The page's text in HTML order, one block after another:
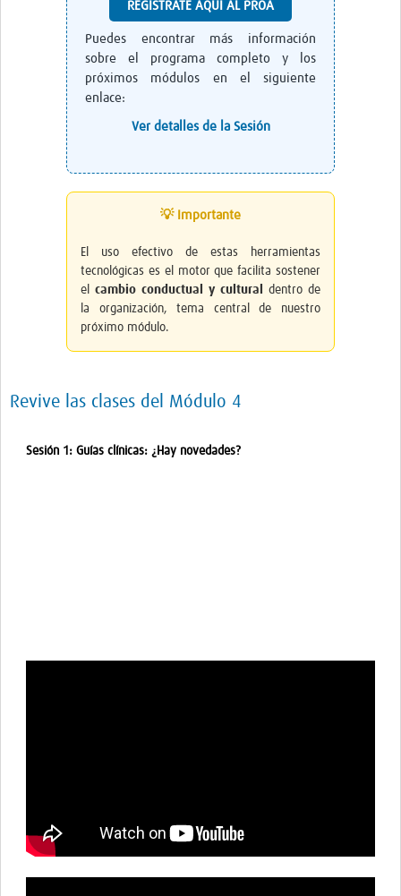
REGÍSTRATE AQUÍ AL PROA
Puedes encontrar más información
sobre el programa completo y los
próximos módulos en el siguiente
enlace:
Ver detalles de la Sesión
💡 Importante
El uso efectivo de estas herramientas
tecnológicas es el motor que facilita sostener
el cambio conductual y cultural
dentro de
la organización, tema central de nuestro
próximo módulo.
Revive las clases del Módulo 4
Sesión 1: Guías clínicas: ¿Hay novedades?